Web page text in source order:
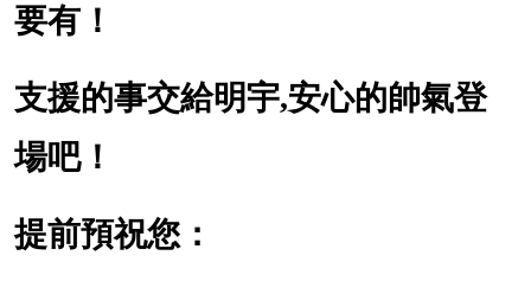
要有！
支援的事交給明宇,安心的帥氣登
場吧！
提前預祝您：